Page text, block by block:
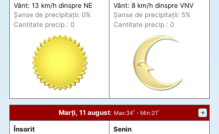
Vânt: 13 km/h dinspre NE
Șanse de precipitații: 0%
Cantitate precip.: 0
Vânt: 8 km/h dinspre VNV
Șanse de precipitații: 5%
Cantitate precip.: 0
Marți, 11 august: Max:34˚ - Min:21˚ +
Însorit
Senin